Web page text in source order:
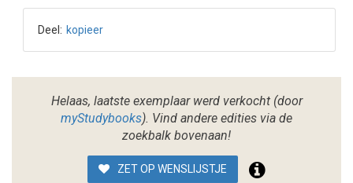
Deel: kopieer
Helaas, laatste exemplaar werd verkocht (door
myStudybooks). Vind andere edities via de
zoekbalk bovenaan!
ZET OP WENSLIJSTJE